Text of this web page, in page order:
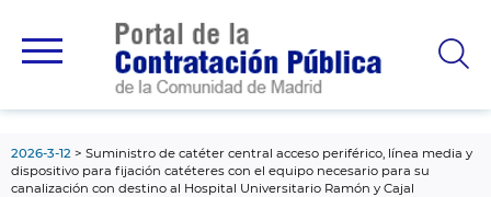
principal
2026-3-12
Suministro de catéter central acceso periférico, línea media y
dispositivo para fijación catéteres con el equipo necesario para su
canalización con destino al Hospital Universitario Ramón y Cajal